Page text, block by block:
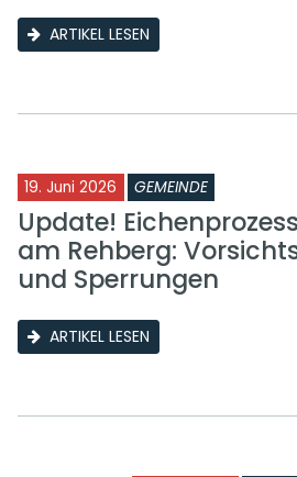
ARTIKEL LESEN
19. Juni 2026 GEMEINDE
Update!
am Rehberg:
und Sperrungen
ARTIKEL LESEN